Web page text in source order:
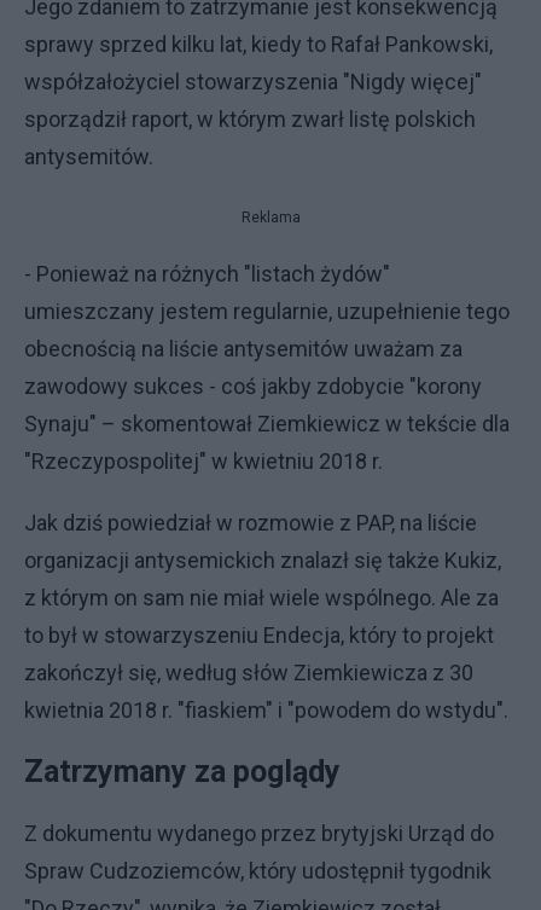
Jego zdaniem to zatrzymanie jest konsekwencją
sprawy sprzed kilku lat, kiedy to Rafał Pankowski,
współzałożyciel stowarzyszenia "Nigdy więcej"
sporządził raport, w którym zwarł listę polskich
antysemitów.
Reklama
- Ponieważ na różnych "listach żydów"
umieszczany jestem regularnie, uzupełnienie tego
obecnością na liście antysemitów uważam za
zawodowy sukces - coś jakby zdobycie "korony
Synaju" – skomentował Ziemkiewicz w tekście dla
"Rzeczypospolitej" w kwietniu 2018 r.
Jak dziś powiedział w rozmowie z PAP, na liście
organizacji antysemickich znalazł się także Kukiz,
z którym on sam nie miał wiele wspólnego. Ale za
to był w stowarzyszeniu Endecja, który to projekt
zakończył się, według słów Ziemkiewicza z 30
kwietnia 2018 r. "fiaskiem" i "powodem do wstydu".
Zatrzymany za poglądy
Z dokumentu wydanego przez brytyjski Urząd do
Spraw Cudzoziemców, który udostępnił tygodnik